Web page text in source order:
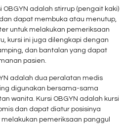
OBGYN adalah stirrup (pengait kaki)
dapat membuka atau menutup,
untuk melakukan pemeriksaan
kursi ini juga dilengkapi dengan
dan bantalan yang dapat
pasien.
adalah dua peralatan medis
digunakan bersama-sama
wanita. Kursi OBGYN adalah kursi
dan dapat diatur posisinya
pemeriksaan panggul